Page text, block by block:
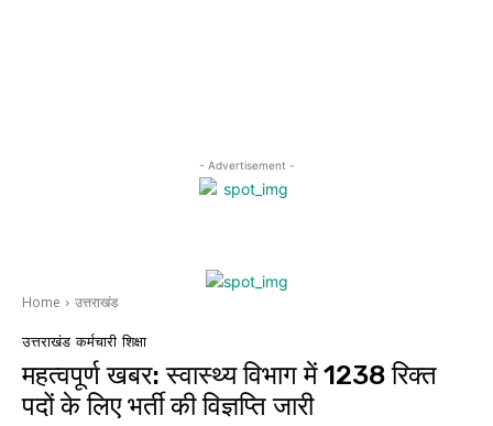
- Advertisement -